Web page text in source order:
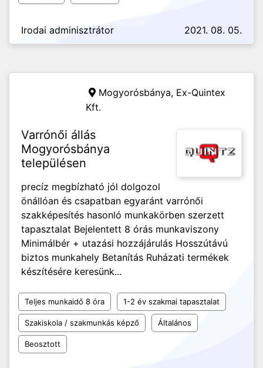
Irodai adminisztrátor 2021. 08. 05.
Mogyorósbánya, Ex-Quintex
Kft.
Varrónői állás
Mogyorósbánya
településen
precíz megbízható jól dolgozol
önállóan és csapatban egyaránt varrónői
szakképesítés hasonló munkakörben szerzett
tapasztalat Bejelentett 8 órás munkaviszony
Minimálbér + utazási hozzájárulás Hosszútávú
biztos munkahely Betanítás Ruházati termékek
készítésére keresünk...
Teljes munkaidő 8 óra 1-2 év szakmai tapasztalat
Szakiskola / szakmunkás képző Általános
Beosztott